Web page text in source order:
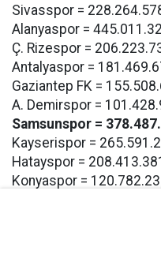
Sivasspor =
Alanyaspor =
Ç. Rizespor =
Antalyaspor =
Gaziantep FK =
A. Demirspor =
Samsunspor =
Kayserispor =
Hatayspor =
Konyaspor =